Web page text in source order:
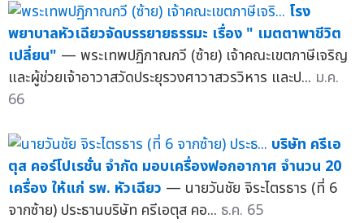
โรง
พยาบาลหัวเฉียวจัดบรรยายธรรมะ เรื่อง " เมตตาพาชีวิต
เปลี่ยน" — พระเทพปฏิภาณกวี (ซ้าย) เจ้าคณะเขตภาษีเจริญ
และผู้ช่วยเจ้าอาวาสวัดประยุรวงศาวาสวรวิหาร และป... ม.ค.
66
บริษัท ครีเอ
ตุส คอร์โปเรชั่น จำกัด มอบเครื่องฟอกอากาศ จำนวน 20
เครื่อง ให้แก่ รพ. หัวเฉียว — นายวันชัย จิระไตรธาร (ที่ 6
จากซ้าย) ประธานบริษัท ครีเอตุส คอ... ธ.ค. 65